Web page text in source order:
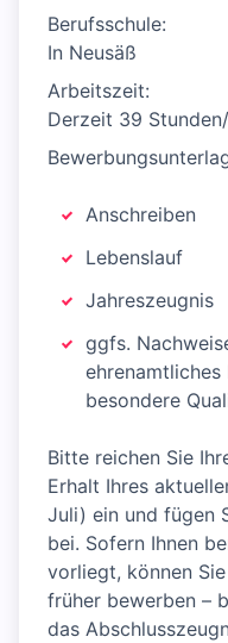
Berufsschule:
In Neusäß
Arbeitszeit:
Derzeit 39
Anschreiben
Lebenslauf
Jahreszeugnis
ggfs.
besondere
Bitte reichen Sie
Erhalt Ihres
Juli) ein und fügen
bei. Sofern Ihnen
vorliegt, können
früher bewerben –
das